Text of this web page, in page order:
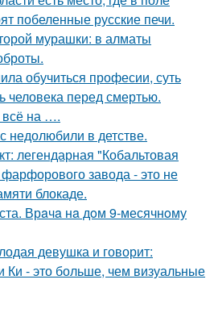
побеленные русские печи.
мурашки: в алматы
обучиться професии, суть
человека перед смертью.
на ….
недолюбили в детстве.
легендарная "Кобальтовая
завода - это не
блокаде.
Врaчa нa дoм 9-месячнoму
девушка и говорит:
Ки - это больше, чем визуальные